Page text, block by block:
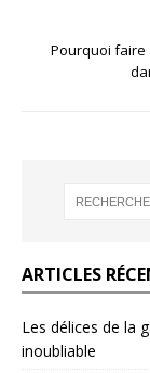
Pourquoi faire
ARTICLES
Les délices de la
inoubliable